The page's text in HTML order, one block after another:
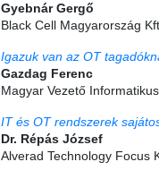
Gyebnár Gergő
Black Cell Magyarország
Igazuk van az OT
Gazdag Ferenc
Magyar Vezető
IT és OT rendszerek
Dr. Répás József
Alverad Technology Focus